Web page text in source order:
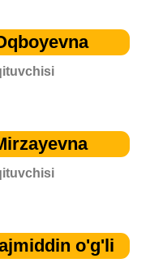
o'g'li